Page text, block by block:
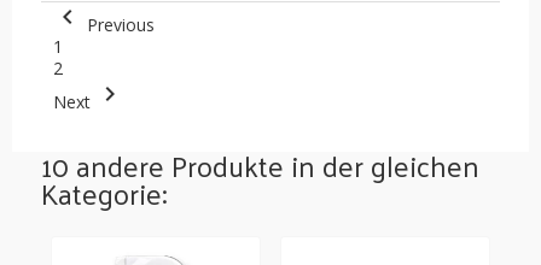

Previous
1
2
Next

10 andere Produkte in der gleichen
Kategorie: